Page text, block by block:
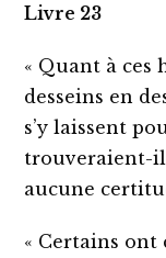
Livre 23
« Quant à ces
desseins en
s’y laissent
trouveraient-
aucune
« Certains ont